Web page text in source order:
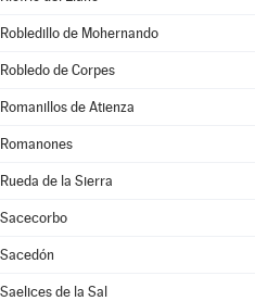
Robledillo de Mohernando
Robledo de Corpes
Romanillos de Atienza
Romanones
Rueda de la Sierra
Sacecorbo
Sacedón
Saelices de la Sal